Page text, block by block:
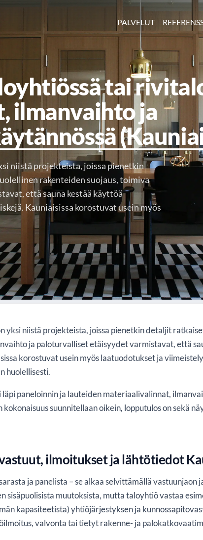
PALVELUT
tai
ilmanvaihto ja
niistä projekteista, joissa pienetkin
rakenteiden suojaus, toimiva
että sauna kestää käyttöä
Kauniaisissa korostuvat usein myös
yksi niistä projekteista, joissa pienetkin detaljit
ja paloturvalliset etäisyydet varmistavat, että
korostuvat usein myös laatuodotukset ja
huolellisesti.
läpi paneloinnin ja lauteiden materiaalivalinnat,
suunnitellaan oikein, lopputulos on sekä
ilmoitukset ja lähtötiedot
ja panelista – se alkaa selvittämällä vastuunjaon
sisäpuolisista muutoksista, mutta taloyhtiö vastaa
kapasiteetista) yhtiöjärjestyksen ja
valvonta tai tietyt rakenne- ja